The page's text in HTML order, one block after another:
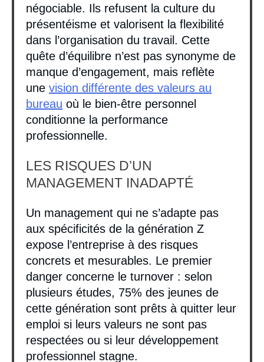
négociable. Ils refusent la culture du
présentéisme et valorisent la flexibilité
dans l’organisation du travail. Cette
quête d’équilibre n’est pas synonyme de
manque d’engagement, mais reflète
une vision différente des valeurs au
bureau où le bien-être personnel
conditionne la performance
professionnelle.
LES RISQUES D’UN
MANAGEMENT INADAPTÉ
Un management qui ne s’adapte pas
aux spécificités de la génération Z
expose l’entreprise à des risques
concrets et mesurables. Le premier
danger concerne le turnover : selon
plusieurs études, 75% des jeunes de
cette génération sont prêts à quitter leur
emploi si leurs valeurs ne sont pas
respectées ou si leur développement
professionnel stagne.